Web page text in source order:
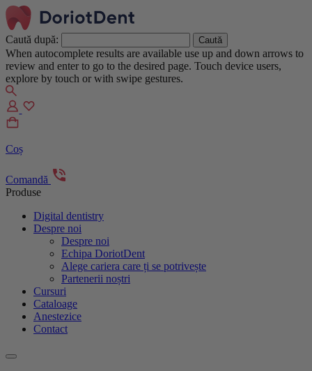
Caută după:
When autocomplete results are available use up and down arrows to
review and enter to go to the desired page. Touch device users,
explore by touch or with swipe gestures.
Coș
Comandă
Produse
Digital dentistry
Despre noi
Despre noi
Echipa DoriotDent
Alege cariera care ți se potrivește
Partenerii noștri
Cursuri
Cataloage
Anestezice
Contact